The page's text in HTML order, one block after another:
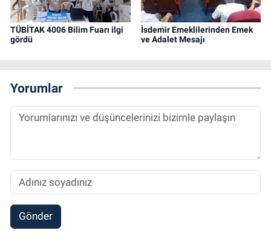
TÜBİTAK 4006 Bilim Fuarı ilgi
gördü
İsdemir Emeklilerinden Emek
ve Adalet Mesajı
Yorumlar
Gönder